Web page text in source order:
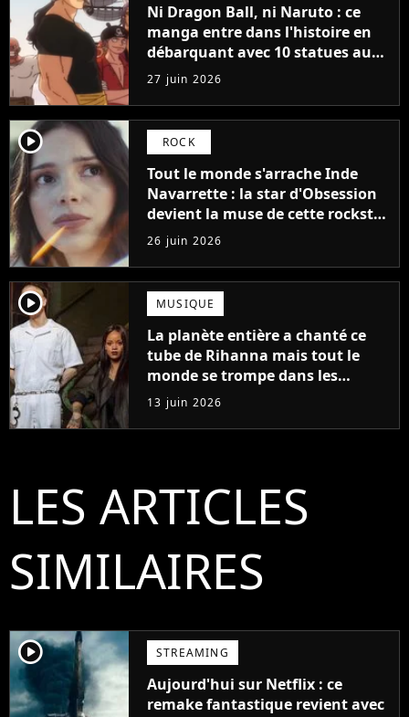
Ni Dragon Ball, ni Naruto : ce
manga entre dans l'histoire en
débarquant avec 10 statues au
musée Grévin
27 juin 2026
player2 ROCK
Tout le monde s'arrache Inde
Navarrette : la star d'Obsession
devient la muse de cette rockstar
adulée de la gen Z
26 juin 2026
player2 MUSIQUE
La planète entière a chanté ce
tube de Rihanna mais tout le
monde se trompe dans les
paroles depuis le début
13 juin 2026
LES ARTICLES
SIMILAIRES
player2 STREAMING
Aujourd'hui sur Netflix : ce
remake fantastique revient avec